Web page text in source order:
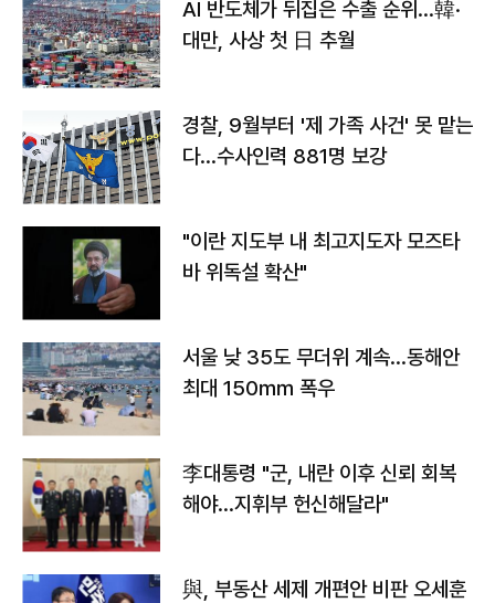
AI 반도체가 뒤집은 수출 순위…韓·
대만, 사상 첫 日 추월
경찰, 9월부터 '제 가족 사건' 못 맡는
다…수사인력 881명 보강
"이란 지도부 내 최고지도자 모즈타
바 위독설 확산"
서울 낮 35도 무더위 계속…동해안
최대 150㎜ 폭우
李대통령 "군, 내란 이후 신뢰 회복
해야…지휘부 헌신해달라"
與, 부동산 세제 개편안 비판 오세훈